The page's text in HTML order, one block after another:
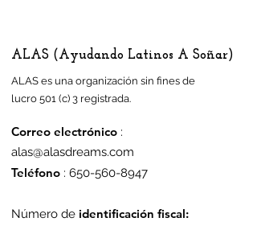
ALAS (Ayudando Latinos A Soñar)
ALAS es una organización sin fines de
lucro 501 (c) 3 registrada.
Correo electrónico :
alas@alasdreams.com
Teléfono : 650-560-8947
Número de identificación fiscal: